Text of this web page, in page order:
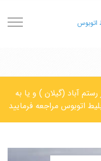
اتوبوس
آباد (گیلان ) و یا به
اتوبوس مراجعه فرمایید